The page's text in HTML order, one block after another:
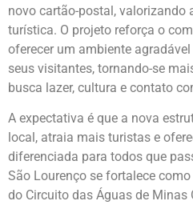
novo cartão-postal, valorizando
turística. O projeto reforça o
oferecer um ambiente
seus visitantes, tornando-se
busca lazer, cultura e contato
A expectativa é que a nova
local, atraia mais turistas e
diferenciada para todos que
São Lourenço se fortalece
do Circuito das Águas de Minas